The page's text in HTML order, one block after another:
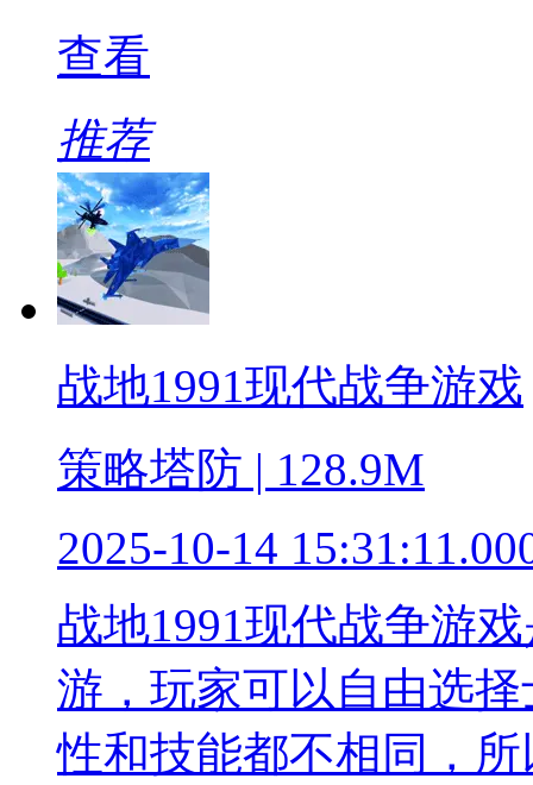
查看
推荐
战地1991现代战争游戏
策略塔防 | 128.9M
2025-10-14
战地1991现代战争游
游，玩家可以自由选
性和技能都不相同，